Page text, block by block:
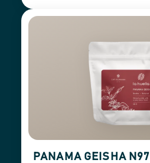
PANAMA GEISHA N97